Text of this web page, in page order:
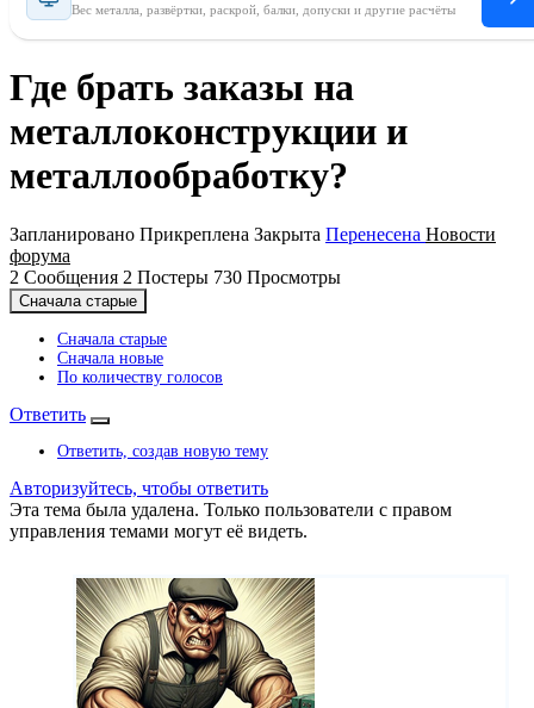
Вес металла, развёртки, раскрой, балки, допуски и другие расчёты
Где брать заказы на
металлоконструкции и
металлообработку?
Запланировано Прикреплена Закрыта Перенесена Новости
форума
2 Сообщения 2 Постеры 730 Просмотры
Сначала старые
Сначала старые
Сначала новые
По количеству голосов
Ответить
Ответить, создав новую тему
Авторизуйтесь, чтобы ответить
Эта тема была удалена. Только пользователи с правом
управления темами могут её видеть.